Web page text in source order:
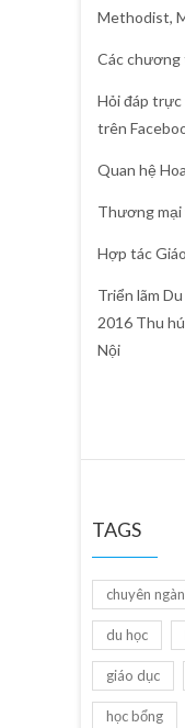
Methodist,
Các chương
Hỏi đáp
trên
Quan hệ
Thương
Hợp tác
Triển lãm
2016 Thu
Nội
TAGS
chuyên
du học
giáo dục
học bổng